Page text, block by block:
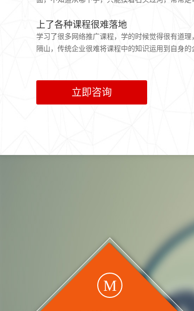
上了各种课程很难落地
学习了很多网络推广课程，学的时候觉得很有道理
隔山，传统企业很难将课程中的知识运用到自身的
立即咨询
M